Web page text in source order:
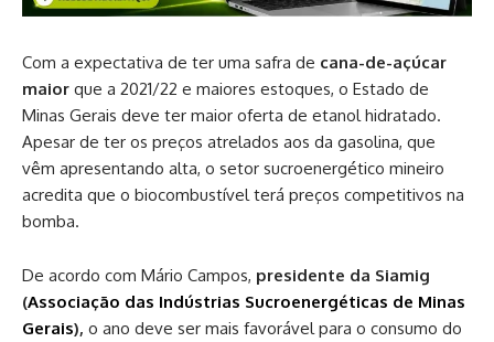
Com a expectativa de ter uma safra de cana-de-açúcar
maior que a 2021/22 e maiores estoques, o Estado de
Minas Gerais deve ter maior oferta de etanol hidratado.
Apesar de ter os preços atrelados aos da gasolina, que
vêm apresentando alta, o setor sucroenergético mineiro
acredita que o biocombustível terá preços competitivos na
bomba.
De acordo com Mário Campos, presidente da Siamig
(Associação das Indústrias Sucroenergéticas de Minas
Gerais), o ano deve ser mais favorável para o consumo do